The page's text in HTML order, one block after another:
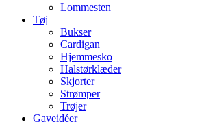
Lommesten
Tøj
Bukser
Cardigan
Hjemmesko
Halstørklæder
Skjorter
Strømper
Trøjer
Gaveidéer